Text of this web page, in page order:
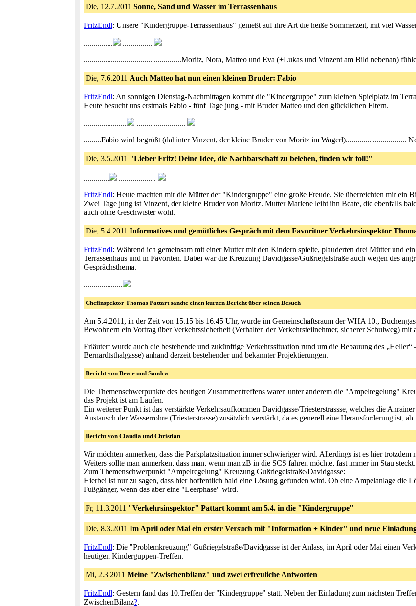
Die, 12.7.2011 Sonne, Sand und Wasser im Terrassenhaus
FritzEndl: Unsere "Kindergruppe-Terrassenhaus" genießt auf ihre Art die heiße Sommerzeit, mit viel
...............
................
..................................................Moritz, Nora, Matteo und Eva (+Lukas und Vinzent am Bild nebenan)
Die, 7.6.2011 Auch Matteo hat nun einen kleinen Bruder: Fabio
FritzEndl: An sonnigen Dienstag-Nachmittagen kommt die "Kindergruppe" zum kleinen Spielplatz im
Heute besucht uns erstmals Fabio - fünf Tage jung - mit Bruder Matteo und den glücklichen Eltern.
......................
.........................
.........Fabio wird begrüßt (dahinter Vinzent, der kleine Bruder von Moritz im Wagerl)...............................
Die, 3.5.2011 "Lieber Fritz! Deine Idee, die Nachbarschaft zu beleben, finden wir toll!"
.............
...................
FritzEndl: Heute machten mir die Mütter der "Kindergruppe" eine große Freude. Sie überreichten mir ein
Zwei Tage jung ist Vinzent, der kleine Bruder von Moritz. Mutter Marlene leiht ihn Beate, die ebenfalls
auch ohne Geschwister wohl.
Die, 5.4.2011 Informatives und gemütliches Gespräch mit dem Favoritner Verkehrsinspektor
FritzEndl: Während ich gemeinsam mit einer Mutter mit den Kindern spielte, plauderten drei Mütter und
Terrassenhaus und in Favoriten. Dabei war die Kreuzung Davidgasse/Gußriegelstraße auch wegen des
Gesprächsthema.
....................
Chefinspektor Thomas Pattart sandte einen kurzen Bericht über seinen Besuch
Am 5.4.2011, in der Zeit von 15.15 bis 16.45 Uhr, wurde im Gemeinschaftsraum der WHA 10.,
Bewohnern ein Vortrag über Verkehrssicherheit (Verhalten der Verkehrsteilnehmer, sicherer Schulweg) mit
Erläutert wurde auch die bestehende und zukünftige Verkehrssituation rund um die Bebauung des
Bernardtsthalgasse) anhand derzeit bestehender und bekannter Projektierungen.
Bericht von Beate und Sandra
Die Themenschwerpunkte des heutigen Zusammentreffens waren unter anderem die "Ampelregelung"
das Projekt ist am Laufen.
Ein weiterer Punkt ist das verstärkte Verkehrsaufkommen Davidgasse/Triesterstrassse, welches die
Austausch der Wasserrohre (Triesterstrasse) zusätzlich verstärkt, da es generell eine Herausforderung ist,
Bericht von Claudia und Christian
Wir möchten anmerken, dass die Parkplatzsituation immer schwieriger wird. Allerdings ist es hier
Weiters sollte man anmerken, dass man, wenn man zB in die SCS fahren möchte, fast immer im Stau
Zum Themenschwerpunkt "Ampelregelung" Kreuzung Gußriegelstraße/Davidgasse:
Hierbei ist nur zu sagen, dass hier hoffentlich bald eine Lösung gefunden wird. Ob eine Ampelanlage die
Fußgänger, wenn das aber eine "Leerphase" wird.
Fr, 11.3.2011 "Verkehrsinspektor" Pattart kommt am 5.4. in die "Kindergruppe"
Die, 8.3.2011 Im April oder Mai ein erster Versuch mit "Information + Kinder" und neue
FritzEndl: Die "Problemkreuzung" Gußriegelstraße/Davidgasse ist der Anlass, im April oder Mai einen
heutigen Kinderguppen-Treffen.
Mi, 2.3.2011 Meine "Zwischenbilanz" und zwei erfreuliche Antworten
FritzEndl: Gestern fand das 10.Treffen der "Kindergruppe" statt. Neben der Einladung zum nächsten
ZwischenBilanz?.